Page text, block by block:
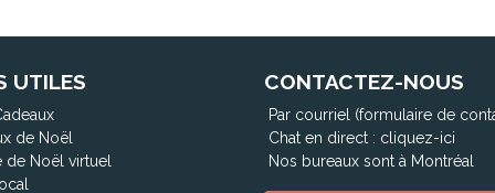
UTILES
de Noël
de Noël virtuel
CONTACTEZ-NOUS
Par courriel (formulaire de
Chat en direct : cliquez-ici
Nos bureaux sont à Montréal